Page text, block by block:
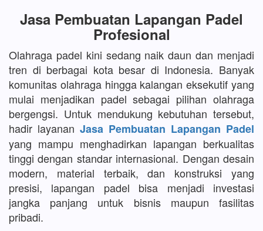
Jasa Pembuatan Lapangan Padel
Profesional
Olahraga padel kini sedang naik daun dan menjadi
tren di berbagai kota besar di Indonesia. Banyak
komunitas olahraga hingga kalangan eksekutif yang
mulai menjadikan padel sebagai pilihan olahraga
bergengsi. Untuk mendukung kebutuhan tersebut,
hadir layanan Jasa Pembuatan Lapangan Padel
yang mampu menghadirkan lapangan berkualitas
tinggi dengan standar internasional. Dengan desain
modern, material terbaik, dan konstruksi yang
presisi, lapangan padel bisa menjadi investasi
jangka panjang untuk bisnis maupun fasilitas
pribadi.